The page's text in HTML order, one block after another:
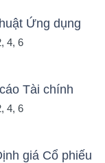
Ứng dụng
4, 6
Tài chính
4, 6
giá Cổ phiếu